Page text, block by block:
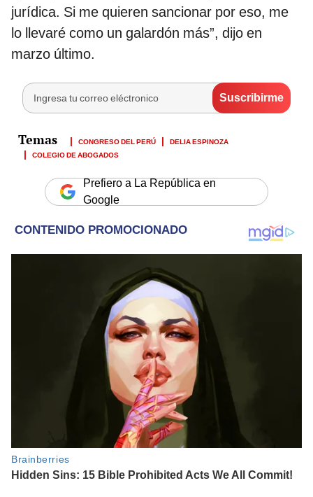
jurídica. Si me quieren sancionar por eso, me
lo llevaré como un galardón más”, dijo en
marzo último.
CONGRESO DEL PERÚ
DELIA ESPINOZA
COLEGIO DE ABOGADOS
Prefiero a La República en
Google